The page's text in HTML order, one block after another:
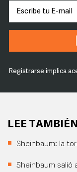
Registrarse implica
LEE TAMBIÉN
Sheinbaum: la
Sheinbaum salió